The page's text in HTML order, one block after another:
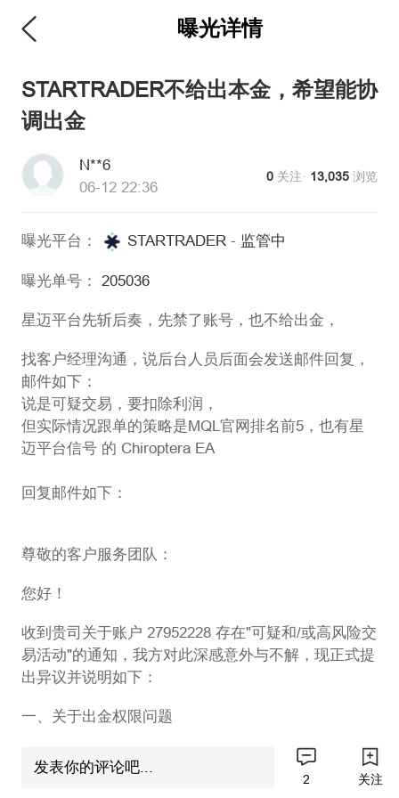
曝光详情
STARTRADER不给出本金，希望能协
调出金
N**6
06-12 22:36
0 关注· 13,035 浏览
曝光平台： STARTRADER- 监管中
曝光单号： 205036
星迈平台先斩后奏，先禁了账号，也不给出金，
找客户经理沟通，说后台人员后面会发送邮件回复，
邮件如下：
说是可疑交易，要扣除利润，
但实际情况跟单的策略是MQL官网排名前5，也有星
迈平台信号 的 Chiroptera EA
回复邮件如下：
尊敬的客户服务团队：
您好！
收到贵司关于账户 27952228 存在"可疑和/或高风险交
易活动"的通知，我方对此深感意外与不解，现正式提
出异议并说明如下：
一、关于出金权限问题
目前我方账户无法正常申请出金，请贵司立即恢复该
账户的出金权限。在争议尚未解决、事实尚未厘清之
发表你的评论吧...
2 关注